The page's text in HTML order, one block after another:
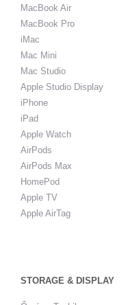
MacBook Air
MacBook Pro
iMac
Mac Mini
Mac Studio
Apple Studio Display
iPhone
iPad
Apple Watch
AirPods
AirPods Max
HomePod
Apple TV
Apple AirTag
STORAGE & DISPLAY